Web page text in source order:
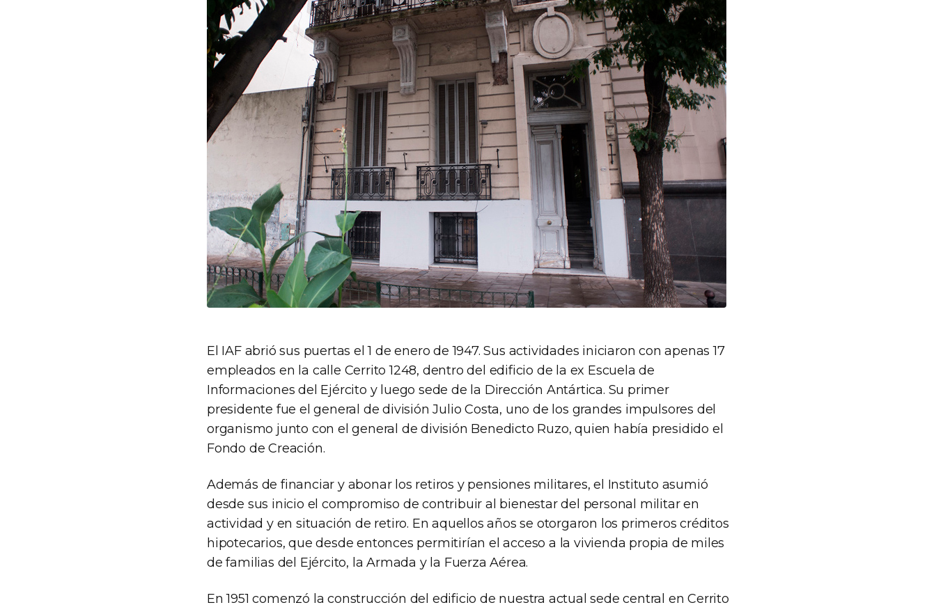
El IAF abrió sus puertas el 1 de enero de 1947. Sus actividades iniciaron con apenas 17
empleados en la calle Cerrito 1248, dentro del edificio de la ex Escuela de
Informaciones del Ejército y luego sede de la Dirección Antártica. Su primer
presidente fue el general de división Julio Costa, uno de los grandes impulsores del
organismo junto con el general de división Benedicto Ruzo, quien había presidido el
Fondo de Creación.
Además de financiar y abonar los retiros y pensiones militares, el Instituto asumió
desde sus inicio el compromiso de contribuir al bienestar del personal militar en
actividad y en situación de retiro. En aquellos años se otorgaron los primeros créditos
hipotecarios, que desde entonces permitirían el acceso a la vivienda propia de miles
de familias del Ejército, la Armada y la Fuerza Aérea.
En 1951 comenzó la construcción del edificio de nuestra actual sede central en Cerrito